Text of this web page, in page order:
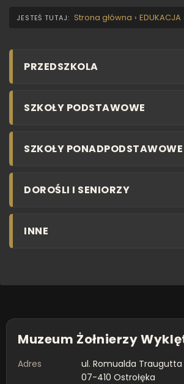
Strona główna › EDUKACJA
PRZEDSZKOLA
SZKOŁY PODSTAWOWE
SZKOŁY PONADPODSTAWOWE
DOROŚLI I SENIORZY
INNE
Muzeum Żołnierzy
Adres
ul. Romualda Traugutta
07-410 Ostrołęka